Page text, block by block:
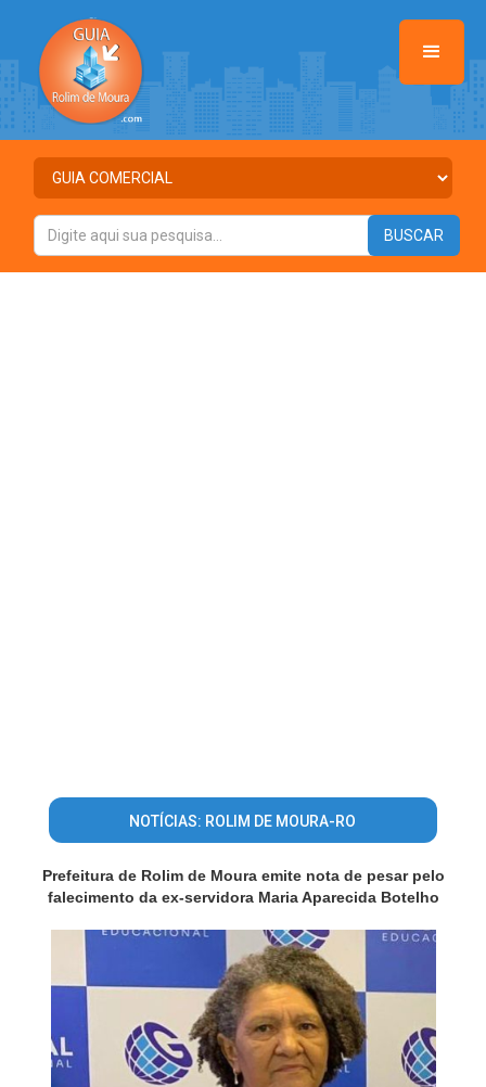
NOTÍCIAS: ROLIM DE MOURA-RO
Prefeitura de Rolim de Moura emite nota de pesar pelo
falecimento da ex-servidora Maria Aparecida Botelho